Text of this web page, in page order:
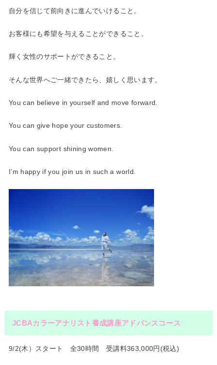
自分を信じて前向きに進んでいけること。
お客様にも希望を与えることができること。
輝く女性のサポートができること。
そんな世界へご一緒できたら、嬉しく思います。
You can believe in yourself and move forward.
You can give hope your customers.
You can support shining women.
I’m happy if you join us in such a world.
JCBAカラーアナリスト養成講座アドバンスコース
9/2(木）スタート 全30時間 受講料363,000円(税込)